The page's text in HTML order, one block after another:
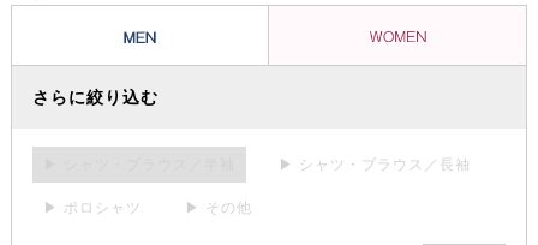
さらに絞り込む
▶ シャツ・ブラウス／長袖
▶ ポロシャツ ▶ その他